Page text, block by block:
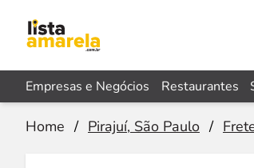
Empresas e Negócios Restaurantes
Home / Pirajuí, São Paulo /